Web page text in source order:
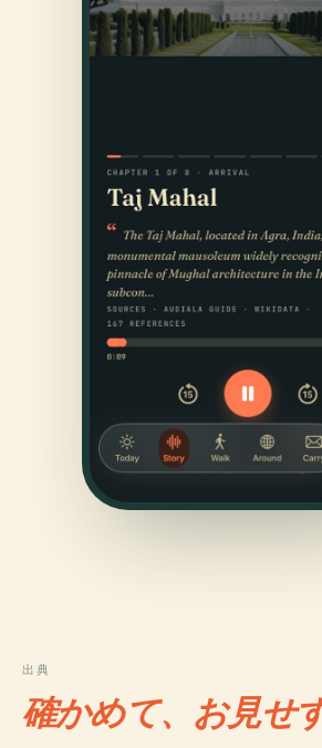
出典
確かめて、お見せ